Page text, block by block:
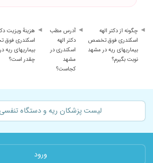
چگونه از دکتر الهه
اسکندری فوق تخصص
بیماریهای ریه در مشهد
نوبت بگیرم؟
آدرس مطب
دکتر الهه
اسکندری در
مشهد
کجاست؟
هزینهٔ ویزیت
اسکندری
بیماریهای ریه
چقدر است؟
لیست پزشکان ریه و دستگاه
ورود